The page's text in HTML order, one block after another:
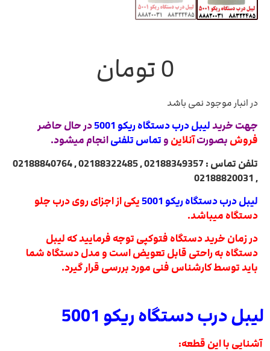
0تومان
در انبار موجود نمی باشد
جهت خریدلیبل درب دستگاه ریکو 5001
در حال حاضر
فروش بصورتآنلاین و تماس تلفنیانجام میشود.
تلفن تماس : 02188349357 , 02188322485 , 02188840764
, 02188820031
لیبل درب دستگاه ریکو 5001
یکی از اجزای روی درب جلو
دستگاه میباشد.
در زمان خرید دستگاه فتوکپی توجه فرمایید که لیبل
دستگاه به راحتی قابل تعویض است و مدل دستگاه شما
باید توسط کارشناس فنی مورد بررسی قرار گیرد.
لیبل درب دستگاه ریکو 5001
آشنایی با این قطعه: